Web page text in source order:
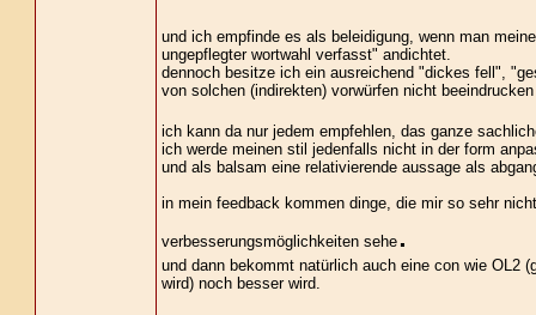
und ich empfinde es als beleidigung, wenn man
ungepflegter wortwahl verfasst" andichtet.
dennoch besitze ich ein ausreichend "dickes fell",
von solchen (indirekten) vorwürfen nicht
ich kann da nur jedem empfehlen, das ganze
ich werde meinen stil jedenfalls nicht in der form
und als balsam eine relativierende aussage als
in mein feedback kommen dinge, die mir so sehr
verbesserungsmöglichkeiten sehe.
und dann bekommt natürlich auch eine con wie OL2
wird) noch besser wird.